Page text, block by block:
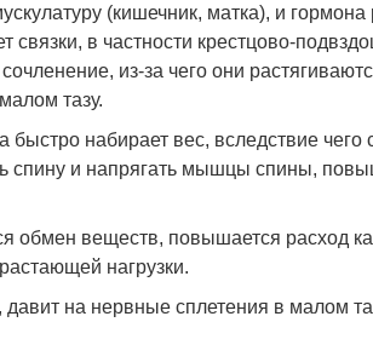
(кишечник, матка), и
связки, в частности крестцово-
из-за чего они
тазу.
набирает вес, вследствие чего
спину и напрягать мышцы спины,
обмен веществ, повышается расход
нагрузки.
на нервные сплетения в малом